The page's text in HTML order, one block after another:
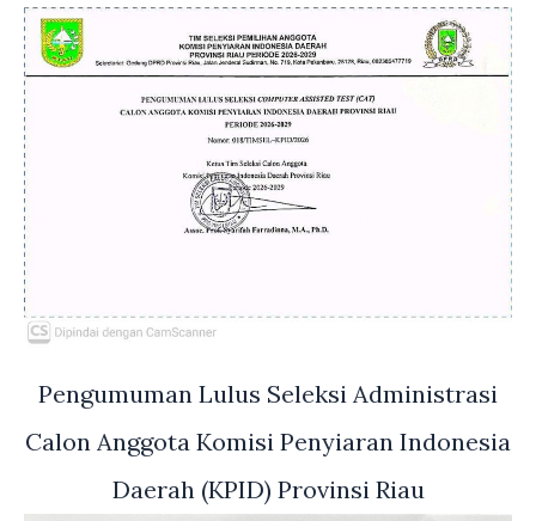
Pengumuman Lulus Seleksi Administrasi
Calon Anggota Komisi Penyiaran Indonesia
Daerah (KPID) Provinsi Riau